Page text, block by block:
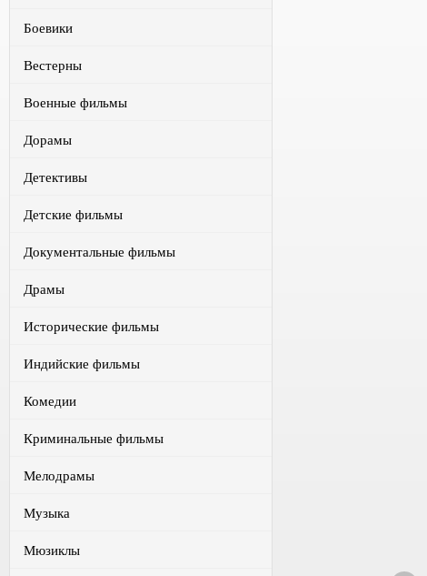
Боевики
Вестерны
Военные фильмы
Дорамы
Детективы
Детские фильмы
Документальные фильмы
Драмы
Исторические фильмы
Индийские фильмы
Комедии
Криминальные фильмы
Мелодрамы
Музыка
Мюзиклы